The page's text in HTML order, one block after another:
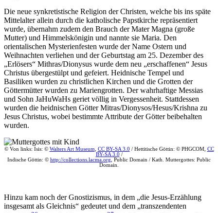
Die neue synkretistische Religion der Christen, welche bis ins späte
Mittelalter allein durch die katholische Papstkirche repräsentiert
wurde, übernahm zudem den Brauch der Mater Magna (große
Mutter) und Himmelskönigin und nannte sie Maria. Den
orientalischen Mysterienfesten wurde der Name Ostern und
Weihnachten verliehen und der Geburtstag am 25. Dezember des
„Erlösers“ Mithras/Dionysus wurde dem neu „erschaffenen“ Jesus
Christus übergestülpt und gefeiert. Heidnische Tempel und
Basiliken wurden zu christlichen Kirchen und die Grotten der
Göttermütter wurden zu Mariengrotten. Der wahrhaftige Messias
und Sohn JaHuWaHs geriet völlig in Vergessenheit. Stattdessen
wurden die heidnischen Götter Mitras/Dionysos/Hesus/Krishna zu
Jesus Christus, wobei bestimmte Attribute der Götter beibehalten
wurden.
© Von links: Isis: © Walters Art Museum CC BY-SA 3.0 / Hettitische Göttin: © PHGCOM, CC
BY-SA 3.0 /
Indische Göttin: © http://collections.lacma.org , Public Domain / Kath. Muttergottes: Public
Domain.
Hinzu kam noch der Gnostizismus, in dem „die Jesus-Erzählung
insgesamt als Gleichnis“ gedeutet und dem „transzendenten